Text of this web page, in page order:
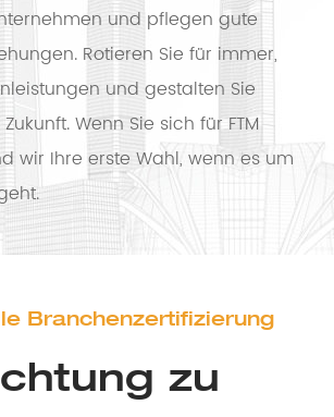
und pflegen gute
Rotieren Sie für immer,
und gestalten Sie
Wenn Sie sich für FTM
wir Ihre erste Wahl, wenn es um
Branchenzertifizierung
zu